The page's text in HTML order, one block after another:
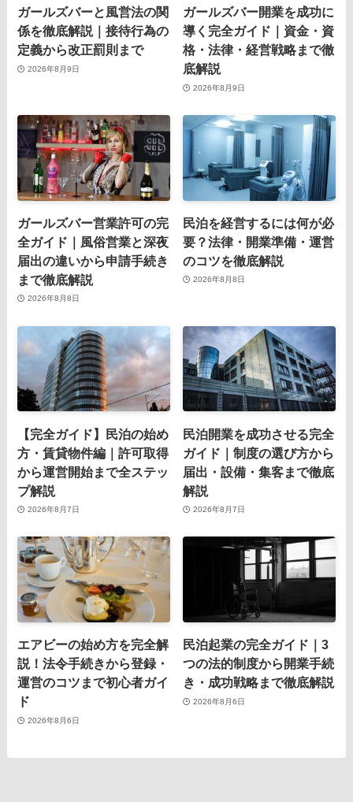
ガールズバーと風営法の関
係を徹底解説｜接待行為の
定義から改正罰則まで
2026年8月9日
ガールズバー開業を成功に
導く完全ガイド｜資金・資
格・法律・経営戦略まで徹
底解説
2026年8月9日
ガールズバー営業許可の完
全ガイド｜風俗営業と深夜
届出の違いから申請手続き
まで徹底解説
2026年8月8日
民泊を経営するには何が必
要？法律・開業準備・運営
のコツを徹底解説
2026年8月8日
【完全ガイド】民泊の始め
方・賃貸物件編｜許可取得
から運営開始まで全ステッ
プ解説
2026年8月7日
民泊開業を成功させる完全
ガイド｜制度の選び方から
届出・設備・集客まで徹底
解説
2026年8月7日
エアビーの始め方を完全解
説！法令手続きから登録・
運営のコツまで初心者ガイ
ド
2026年8月6日
民泊起業の完全ガイド｜3
つの法的制度から開業手続
き・成功戦略まで徹底解説
2026年8月6日